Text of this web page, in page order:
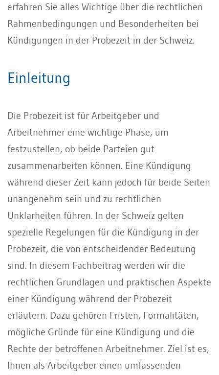
erfahren Sie alles Wichtige über die rechtlichen
Rahmenbedingungen und Besonderheiten bei
Kündigungen in der Probezeit in der Schweiz.
Einleitung
Die Probezeit ist für Arbeitgeber und
Arbeitnehmer eine wichtige Phase, um
festzustellen, ob beide Parteien gut
zusammenarbeiten können. Eine Kündigung
während dieser Zeit kann jedoch für beide Seiten
unangenehm sein und zu rechtlichen
Unklarheiten führen. In der Schweiz gelten
spezielle Regelungen für die Kündigung in der
Probezeit, die von entscheidender Bedeutung
sind. In diesem Fachbeitrag werden wir die
rechtlichen Grundlagen und praktischen Aspekte
einer Kündigung während der Probezeit
erläutern. Dazu gehören Fristen, Formalitäten,
mögliche Gründe für eine Kündigung und die
Rechte der betroffenen Arbeitnehmer. Ziel ist es,
Ihnen als Arbeitgeber einen umfassenden